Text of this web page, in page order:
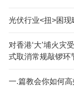
光伏行业<扭>困现
对香港‘大’埔火灾
式取消常规敲锣环
一.篇教会你如何